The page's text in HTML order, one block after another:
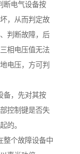
断电气设备按
，从而判定故
判断故障，后
相电压值无法
电压，方可判
备，先对其按
控制键是否失
的。
整个故障设备中